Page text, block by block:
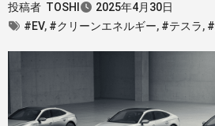
投稿者 TOSHI
2025年4月30日
#EV, #クリーンエネルギー, #テスラ,